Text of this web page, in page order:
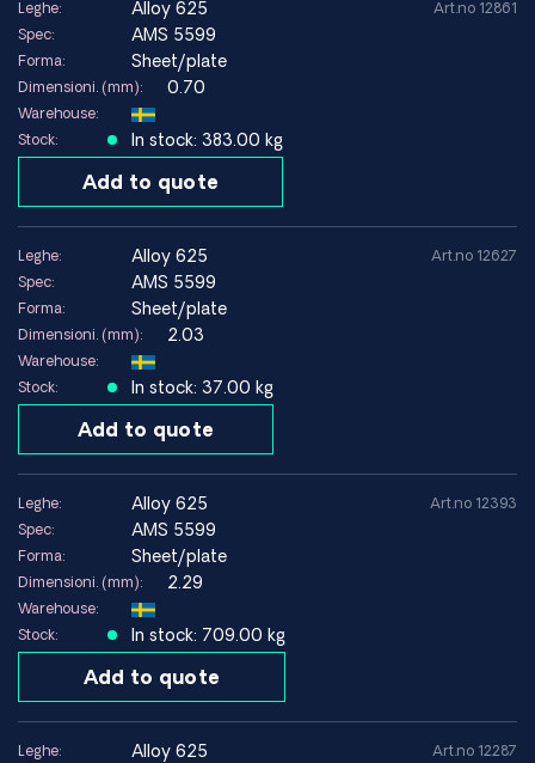
Leghe: alloy 625
Spec: AMS 5599
Forma: Sheet/plate
Dimensioni. (mm): 0.70
Warehouse:
Stock:
In stock: 383.00 kg
Add to quote
Art.no 12861
Leghe: alloy 625
Spec: AMS 5599
Forma: Sheet/plate
Dimensioni. (mm): 2.03
Warehouse:
Stock:
In stock: 37.00 kg
Add to quote
Art.no 12627
Leghe: alloy 625
Spec: AMS 5599
Forma: Sheet/plate
Dimensioni. (mm): 2.29
Warehouse:
Stock:
In stock: 709.00 kg
Add to quote
Art.no 12393
Leghe: alloy 625 Art.no 12287